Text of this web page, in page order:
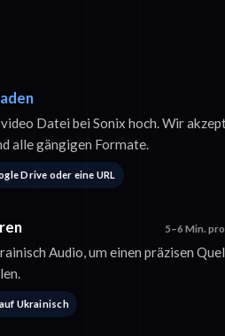
Datei bei Sonix hoch. Wir
alle gängigen Formate.
Drive oder eine URL
5–6 Min.
Audio, um einen präzisen
Ukrainisch